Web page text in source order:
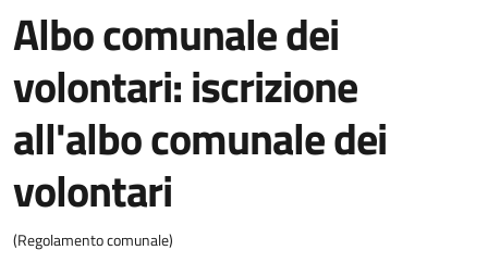
Albo comunale dei
volontari: iscrizione
all'albo comunale dei
volontari
(Regolamento comunale)